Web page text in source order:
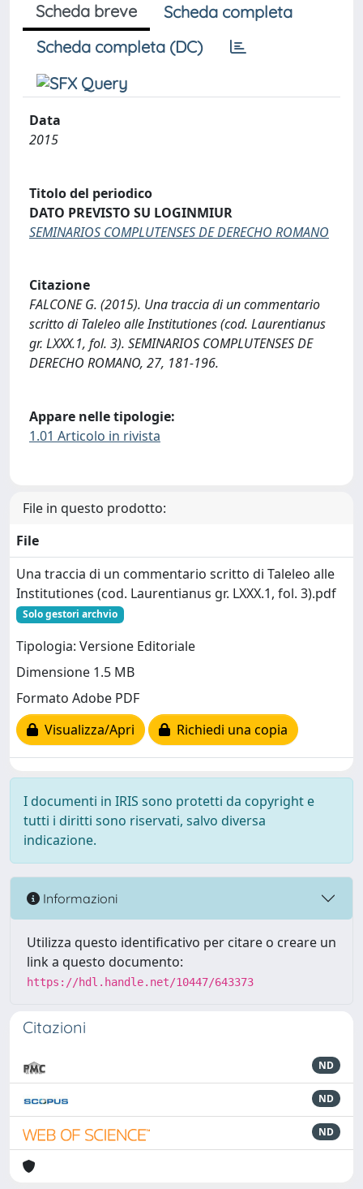
Scheda breve
Scheda completa
Scheda completa (DC)
Data
2015
Titolo del periodico
DATO PREVISTO SU LOGINMIUR
SEMINARIOS COMPLUTENSES DE DERECHO ROMANO
Citazione
FALCONE G. (2015). Una traccia di un commentario
scritto di Taleleo alle Institutiones (cod. Laurentianus
gr. LXXX.1, fol. 3). SEMINARIOS COMPLUTENSES DE
DERECHO ROMANO, 27, 181-196.
Appare nelle tipologie:
1.01 Articolo in rivista
File in questo prodotto:
File
Una traccia di un commentario scritto di Taleleo alle
Institutiones (cod. Laurentianus gr. LXXX.1, fol. 3).pdf
Solo gestori archvio
Tipologia: Versione Editoriale
Dimensione 1.5 MB
Formato Adobe PDF
Visualizza/Apri
Richiedi una copia
I documenti in IRIS sono protetti da copyright e
tutti i diritti sono riservati, salvo diversa
indicazione.
Informazioni
Utilizza questo identificativo per citare o creare un
link a questo documento:
https://hdl.handle.net/10447/643373
Citazioni
ND
ND
ND